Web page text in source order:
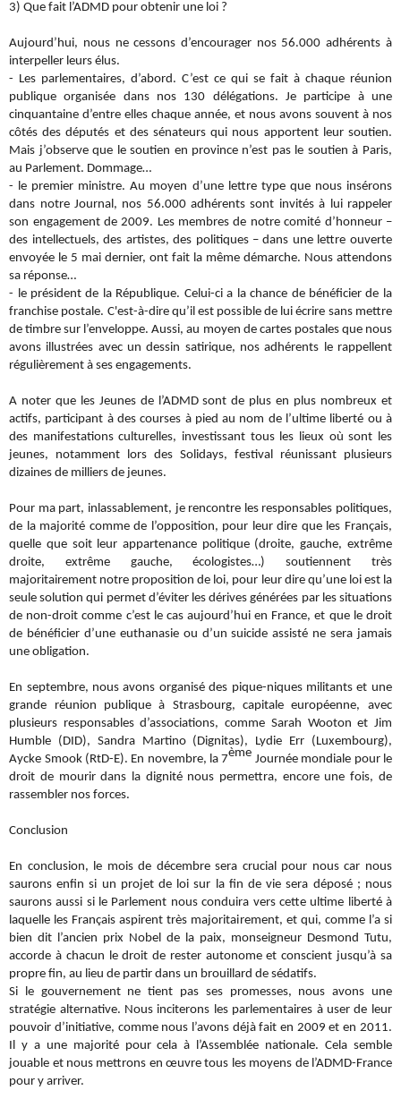
3) Que fait l’ADMD pour obtenir une loi ?
Aujourd’hui, nous ne cessons d’encourager nos 56.000 adhérents à
interpeller leurs élus.
- Les parlementaires, d’abord. C’est ce qui se fait à chaque réunion
publique organisée dans nos 130 délégations. Je participe à une
cinquantaine d’entre elles chaque année, et nous avons souvent à nos
côtés des députés et des sénateurs qui nous apportent leur soutien.
Mais j’observe que le soutien en province n’est pas le soutien à Paris,
au Parlement. Dommage…
- le premier ministre. Au moyen d’une lettre type que nous insérons
dans notre Journal, nos 56.000 adhérents sont invités à lui rappeler
son engagement de 2009. Les membres de notre comité d’honneur –
des intellectuels, des artistes, des politiques – dans une lettre ouverte
envoyée le 5 mai dernier, ont fait la même démarche. Nous attendons
sa réponse…
- le président de la République. Celui-ci a la chance de bénéficier de la
franchise postale. C'est-à-dire qu’il est possible de lui écrire sans mettre
de timbre sur l’enveloppe. Aussi, au moyen de cartes postales que nous
avons illustrées avec un dessin satirique, nos adhérents le rappellent
régulièrement à ses engagements.
A noter que les Jeunes de l’ADMD sont de plus en plus nombreux et
actifs, participant à des courses à pied au nom de l’ultime liberté ou à
des manifestations culturelles, investissant tous les lieux où sont les
jeunes, notamment lors des Solidays, festival réunissant plusieurs
dizaines de milliers de jeunes.
Pour ma part, inlassablement, je rencontre les responsables politiques,
de la majorité comme de l’opposition, pour leur dire que les Français,
quelle que soit leur appartenance politique (droite, gauche, extrême
droite, extrême gauche, écologistes…) soutiennent très
majoritairement notre proposition de loi, pour leur dire qu’une loi est la
seule solution qui permet d’éviter les dérives générées par les situations
de non-droit comme c’est le cas aujourd’hui en France, et que le droit
de bénéficier d’une euthanasie ou d’un suicide assisté ne sera jamais
une obligation.
En septembre, nous avons organisé des pique-niques militants et une
grande réunion publique à Strasbourg, capitale européenne, avec
plusieurs responsables d’associations, comme Sarah Wooton et Jim
Humble (DID), Sandra Martino (Dignitas), Lydie Err (Luxembourg),
Aycke Smook (RtD-E). En novembre, la 7ème Journée mondiale pour le
droit de mourir dans la dignité nous permettra, encore une fois, de
rassembler nos forces.
Conclusion
En conclusion, le mois de décembre sera crucial pour nous car nous
saurons enfin si un projet de loi sur la fin de vie sera déposé ; nous
saurons aussi si le Parlement nous conduira vers cette ultime liberté à
laquelle les Français aspirent très majoritairement, et qui, comme l’a si
bien dit l’ancien prix Nobel de la paix, monseigneur Desmond Tutu,
accorde à chacun le droit de rester autonome et conscient jusqu’à sa
propre fin, au lieu de partir dans un brouillard de sédatifs.
Si le gouvernement ne tient pas ses promesses, nous avons une
stratégie alternative. Nous inciterons les parlementaires à user de leur
pouvoir d’initiative, comme nous l’avons déjà fait en 2009 et en 2011.
Il y a une majorité pour cela à l’Assemblée nationale. Cela semble
jouable et nous mettrons en œuvre tous les moyens de l’ADMD-France
pour y arriver.